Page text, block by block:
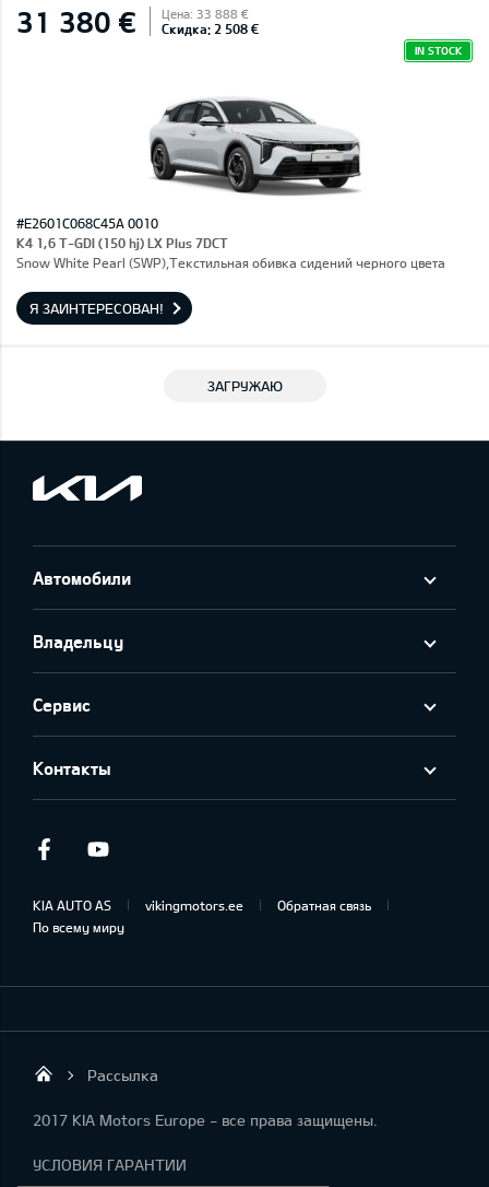
31 380 € Цена: 33 888 €
Скидка: 2 508 €
IN STOCK
#E2601C068C45A 0010
K4 1,6 T-GDI (150 hj) LX Plus 7DCT
Snow White Pearl (SWP),Текстильная обивка сидений черного цвета
Я ЗАИНТЕРЕСОВАН!
ЗАГРУЖАЮ
Автомобили
Владельцу
Сервис
Контакты
Facebook
KIA AUTO AS vikingmotors.ee
Обратная связь
По всему миру
Viking Motors - Kia продажа,
Рассылка
2017 KIA Motors Europe - все права защищены.
УСЛОВИЯ ГАРАНТИИ